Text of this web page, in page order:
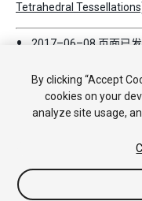
Tetrahedral
2017–06–08 页面已
Copyright © 2017 Unity
By clicking “Accept
cookies on your
analyze site usage,